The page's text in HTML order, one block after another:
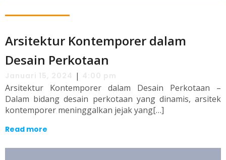
Arsitektur Kontemporer dalam
Desain Perkotaan
|
Arsitektur Kontemporer dalam Desain Perkotaan –
Dalam bidang desain perkotaan yang dinamis, arsitek
kontemporer meninggalkan jejak yang[…]
Read more